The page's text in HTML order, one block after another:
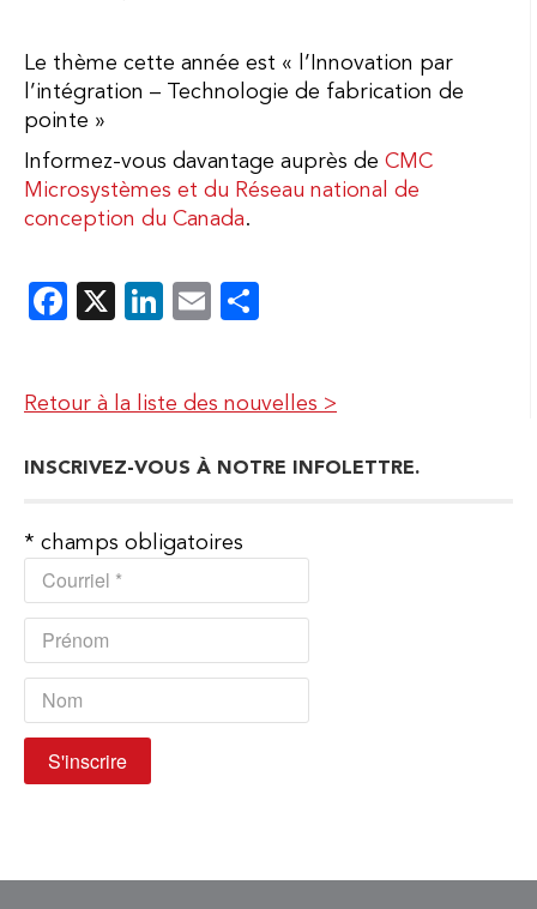
Le thème cette année est « l’Innovation par
l’intégration – Technologie de fabrication de
pointe »
Informez-vous davantage auprès de CMC
Microsystèmes et du Réseau national de
conception du Canada.
Facebook
X LinkedIn
Email
Retour à la liste des nouvelles >
INSCRIVEZ-VOUS À NOTRE INFOLETTRE.
* champs obligatoires